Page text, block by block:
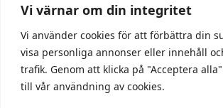
Vi värnar om din integritet
Vi använder cookies för att förbättra din
visa personliga annonser eller innehåll
trafik. Genom att klicka på "Acceptera
till vår användning av cookies.
I STATENS MUSIKVERK INGÅR